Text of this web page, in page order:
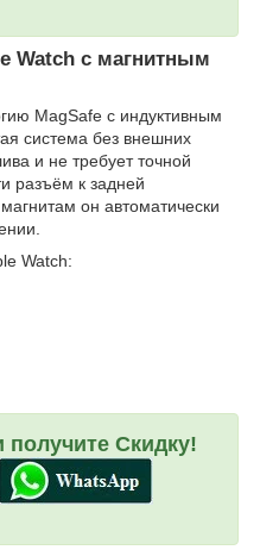
Watch с магнитным
MagSafe с индуктивным
система без внешних
и не требует точной
разъём к задней
он автоматически
Watch:
Скидку!